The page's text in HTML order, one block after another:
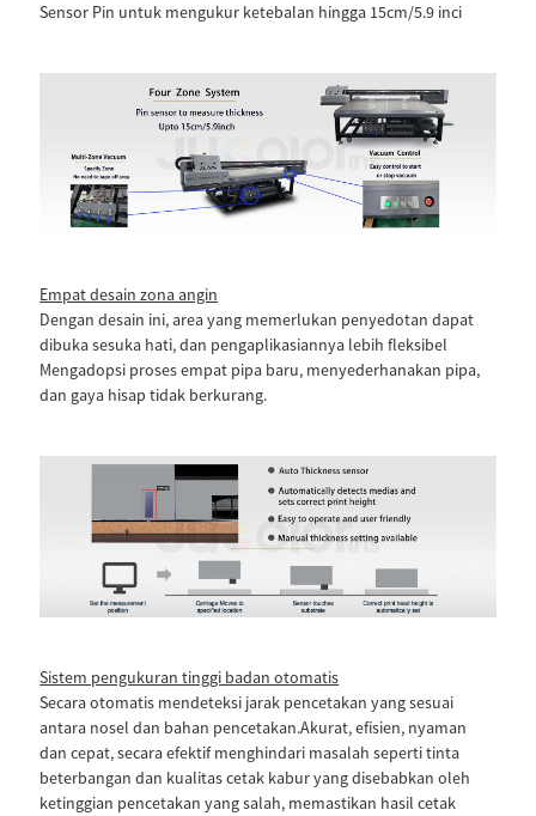
Sensor Pin untuk mengukur ketebalan hingga 15cm/5.9 inci
Empat desain zona angin
Dengan desain ini, area yang memerlukan penyedotan dapat
dibuka sesuka hati, dan pengaplikasiannya lebih fleksibel
Mengadopsi proses empat pipa baru, menyederhanakan pipa,
dan gaya hisap tidak berkurang.
Sistem pengukuran tinggi badan otomatis
Secara otomatis mendeteksi jarak pencetakan yang sesuai
antara nosel dan bahan pencetakan.Akurat, efisien, nyaman
dan cepat, secara efektif menghindari masalah seperti tinta
beterbangan dan kualitas cetak kabur yang disebabkan oleh
ketinggian pencetakan yang salah, memastikan hasil cetak